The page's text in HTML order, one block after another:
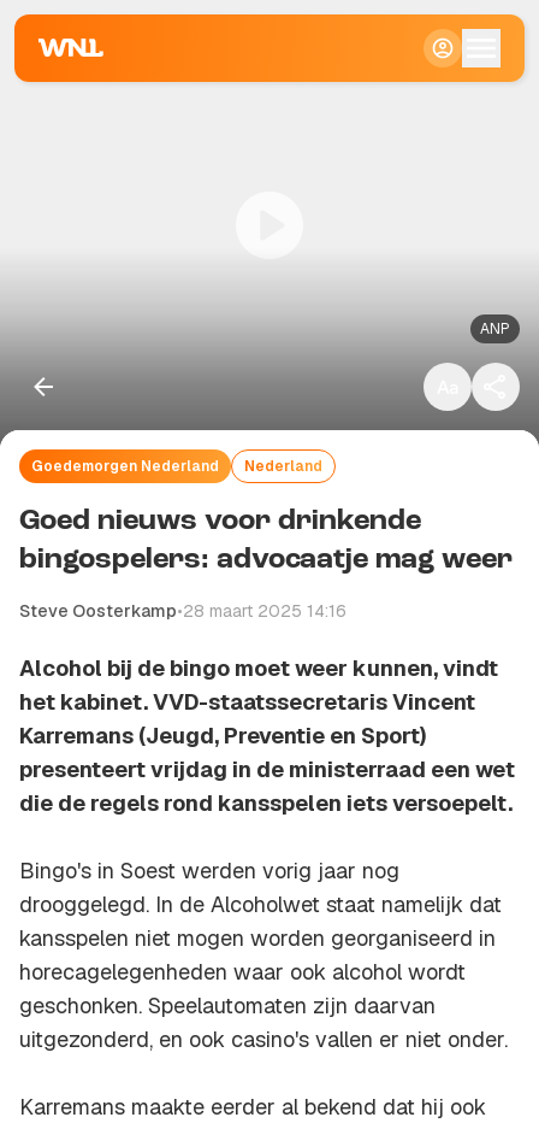
ANP
Goedemorgen Nederland Nederland
Goed nieuws voor drinkende
bingospelers: advocaatje mag weer
Steve Oosterkamp•28 maart 2025 14:16
Alcohol bij de bingo moet weer kunnen, vindt
het kabinet. VVD-staatssecretaris Vincent
Karremans (Jeugd, Preventie en Sport)
presenteert vrijdag in de ministerraad een wet
die de regels rond kansspelen iets versoepelt.
Bingo's in Soest werden vorig jaar nog
drooggelegd. In de Alcoholwet staat namelijk dat
kansspelen niet mogen worden georganiseerd in
horecagelegenheden waar ook alcohol wordt
geschonken. Speelautomaten zijn daarvan
uitgezonderd, en ook casino's vallen er niet onder.
Karremans maakte eerder al bekend dat hij ook